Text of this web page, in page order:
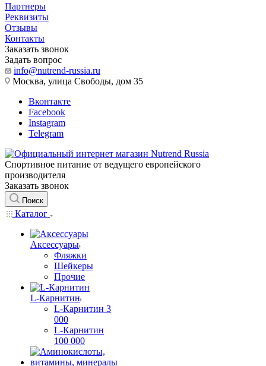
Партнеры
Реквизиты
Отзывы
Контакты
Заказать звонок
Задать вопрос
info@nutrend-russia.ru
Москва, улица Свободы, дом 35
Вконтакте
Facebook
Instagram
Telegram
Спортивное питание от ведущего европейского
производителя
Заказать звонок
Поиск
Каталог
Аксессуары
Фляжки
Шейкеры
Прочие
L-Карнитин
L-Карнитин 3
000
L-Карнитин
100 000